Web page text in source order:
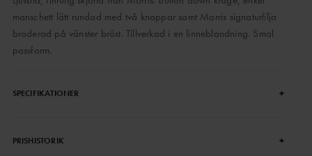
manschett lätt rundad med två knappar samt Morris signaturlilja
broderad på vänster bröst. Tillverkad i en linneblandning. Smal
passform.
SPECIFIKATIONER +
PRISHISTORIK +